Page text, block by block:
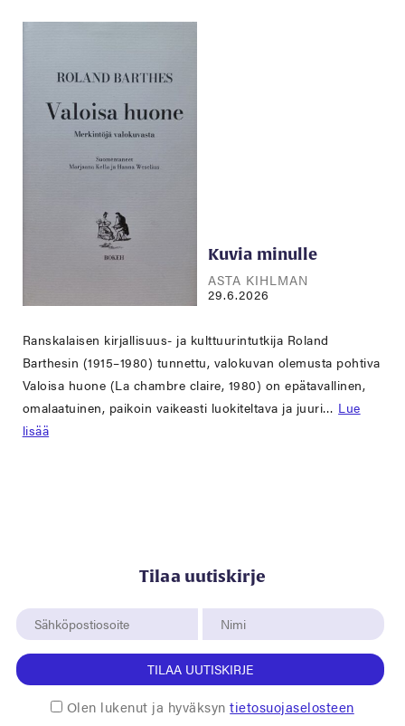
Kuvia minulle
ASTA KIHLMAN
29.6.2026
Ranskalaisen kirjallisuus- ja kulttuurintutkija Roland
Barthesin (1915–1980) tunnettu, valokuvan olemusta pohtiva
Valoisa huone (La chambre claire, 1980) on epätavallinen,
omalaatuinen, paikoin vaikeasti luokiteltava ja juuri… Lue
lisää
Tilaa uutiskirje
TILAA UUTISKIRJE
Olen lukenut ja hyväksyntietosuojaselosteen